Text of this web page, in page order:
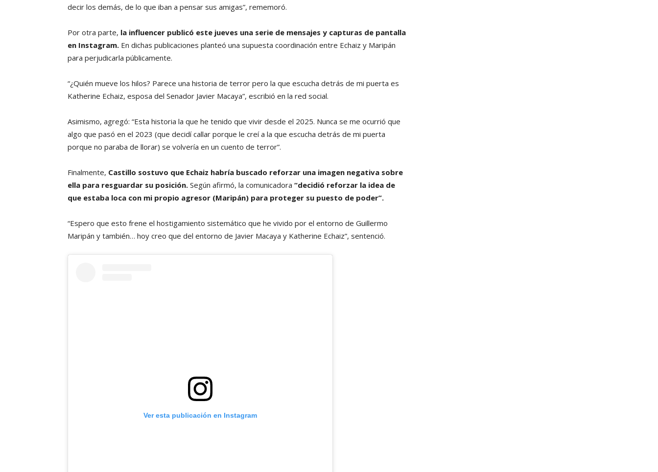
decir los demás, de lo que iban a pensar sus amigas”, rememoró.
Por otra parte, la influencer publicó este jueves una serie de mensajes y capturas de pantalla
en Instagram. En dichas publicaciones planteó una supuesta coordinación entre Echaiz y Maripán
para perjudicarla públicamente.
“¿Quién mueve los hilos? Parece una historia de terror pero la que escucha detrás de mi puerta es
Katherine Echaiz, esposa del Senador Javier Macaya”, escribió en la red social.
Asimismo, agregó: “Esta historia la que he tenido que vivir desde el 2025. Nunca se me ocurrió que
algo que pasó en el 2023 (que decidí callar porque le creí a la que escucha detrás de mi puerta
porque no paraba de llorar) se volvería en un cuento de terror”.
Finalmente, Castillo sostuvo que Echaiz habría buscado reforzar una imagen negativa sobre
ella para resguardar su posición. Según afirmó, la comunicadora “decidió reforzar la idea de
que estaba loca con mi propio agresor (Maripán) para proteger su puesto de poder”.
“Espero que esto frene el hostigamiento sistemático que he vivido por el entorno de Guillermo
Maripán y también… hoy creo que del entorno de Javier Macaya y Katherine Echaiz”, sentenció.
Ver esta publicación en Instagram